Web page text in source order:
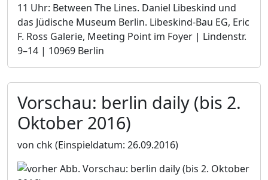
11 Uhr: Between The Lines. Daniel Libeskind und
das Jüdische Museum Berlin.­ Libeskind-Bau EG, Eric
F. Ross Galerie, Meeting Point im Foyer | Lindenstr.
9–14 | 10969 Berlin
Vorschau: berlin daily (bis 2.
Oktober 2016)
von chk(Einspieldatum: 26.09.2016)